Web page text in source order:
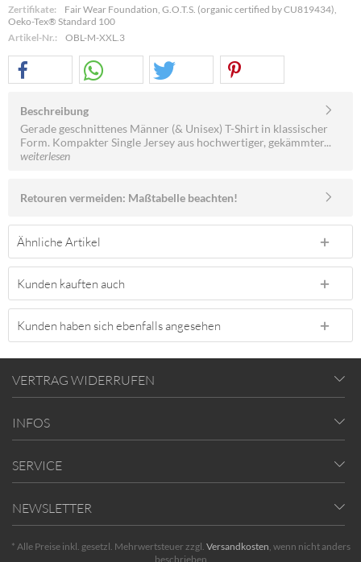
Zertifikate:
Fair Wear Foundation, G.O.T.S. (organic certified by CU819434),
Oeko-Tex® Standard 100
Artikel-Nr.:
OBL-M-XXL.3
Beschreibung
Gerade geschnittenes Männer (& Unisex) T-Shirt in klassischer
Form. Kompakter Single Jersey aus hochwertiger, gekämmter...
weiterlesen
Retouren vermeiden: Maßtabelle beachten!
Ähnliche Artikel
Kunden kauften auch
Kunden haben sich ebenfalls angesehen
VERTRAG WIDERRUFEN
INFOS
SERVICE
NEWSLETTER
* Alle Preise inkl. gesetzl. Mehrwertsteuer zzgl. Versandkosten, wenn nicht anders
beschrieben